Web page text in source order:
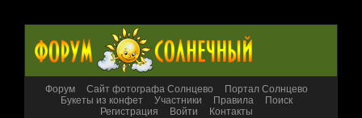
Форум Сайт фотографа Солнцево
Портал Солнцево
Букеты из конфет
Участники Правила
Поиск
Регистрация
Войти Контакты